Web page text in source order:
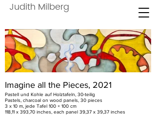
Judith Milberg
Imagine all the Pieces, 2021
Pastell und Kohle auf Holztafeln, 30-teilig
Pastels, charcoal on wood panels, 30 pieces
3 x 10 m, jede Tafel 100 × 100 cm
118,11 x 393,70 inches, each panel 39,37 x 39,37 inches